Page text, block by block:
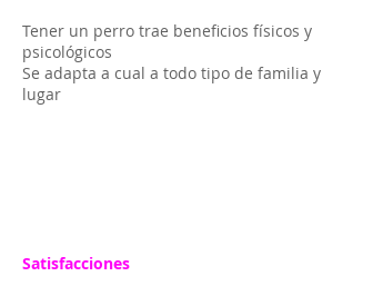
Tener un perro trae beneficios físicos y
psicológicos
Se adapta a cual a todo tipo de familia y
lugar
Satisfacciones